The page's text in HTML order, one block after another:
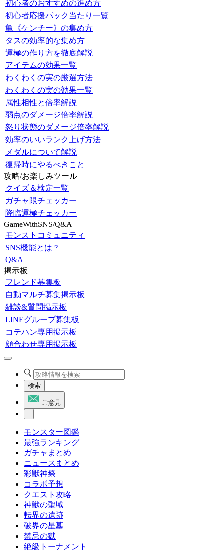
初心者のおすすめの進め方
初心者応援パック当たり一覧
亀《ケンチー》の集め方
タスの効率的な集め方
運極の作り方を徹底解説
アイテムの効果一覧
わくわくの実の厳選方法
わくわくの実の効果一覧
属性相性と倍率解説
弱点のダメージ倍率解説
怒り状態のダメージ倍率解説
効率のいいランク上げ方法
メダルについて解説
復帰時にやるべきこと
攻略/お楽しみツール
クイズ＆検定一覧
ガチャ限チェッカー
降臨運極チェッカー
GameWithSNS/Q&A
モンストコミュニティ
SNS機能とは？
Q&A
掲示板
フレンド募集板
自動マルチ募集掲示板
雑談&質問掲示板
LINEグループ募集板
コテハン専用掲示板
顔合わせ専用掲示板
検索
ご意見
モンスター図鑑
最強ランキング
ガチャまとめ
ニュースまとめ
彩獣神祭
コラボ予想
クエスト攻略
神獣の聖域
転界の遺跡
破界の星墓
禁忌の獄
絶級トーナメント